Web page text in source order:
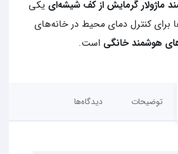
ماژولار گرمایش از کف شیشه‌ای یکی
برای کنترل دمای محیط در خانه‌های
هوشمند خانگی است.
توضیحات دیدگاه‌ها